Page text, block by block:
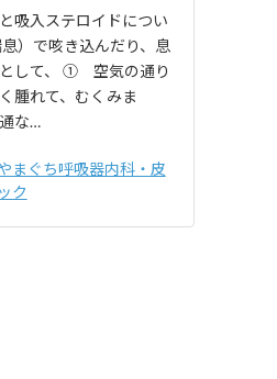
吸入ステロイドについ
）で咳き込んだり、息
して、 ① 空気の通り
腫れて、むくみま
な…
まぐち呼吸器内科・皮
ク